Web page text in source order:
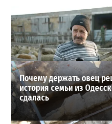
Шезлонги, бунгало и VIP-
заплатить за отдых в
21-07-2026 в 19:23
ВИБОР РЕДАКЦИИ
Почему держать овец
история семьи из
сдалась